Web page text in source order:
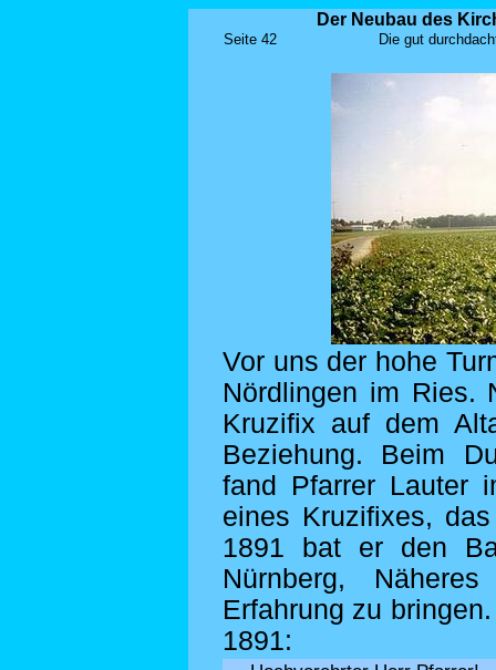
Der Neubau des
Seite 42 Die gut
Vor uns der hohe
Nördlingen im Ries.
Kruzifix auf dem
Beziehung. Beim
fand Pfarrer Lauter
eines Kruzifixes,
1891 bat er den
Nürnberg,
Erfahrung zu
1891: